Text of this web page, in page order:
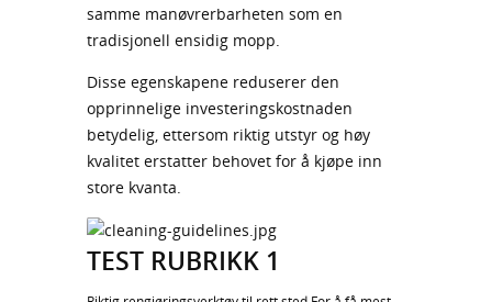
samme manøvrerbarheten som en
tradisjonell ensidig mopp.
Disse egenskapene reduserer den
opprinnelige investeringskostnaden
betydelig, ettersom riktig utstyr og høy
kvalitet erstatter behovet for å kjøpe inn
store kvanta.
TEST RUBRIKK 1